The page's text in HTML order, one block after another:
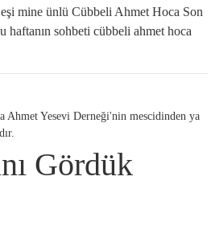
mine ünlü Cübbeli Ahmet Hoca Son
sohbeti cübbeli ahmet hoca
Ahmet Yesevi Derneği'nin mescidinden ya
Gördük